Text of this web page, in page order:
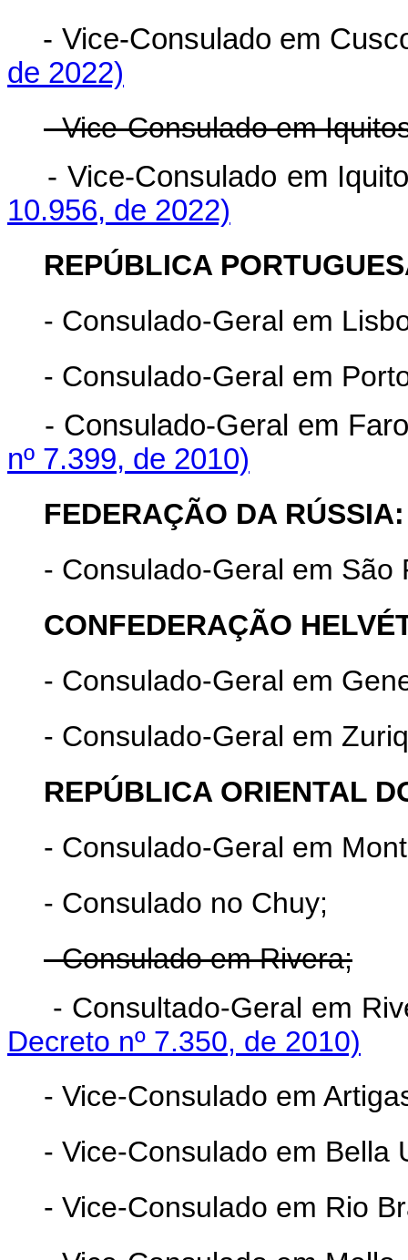
- Vice-Consulado em
de 2022)
- Vice-Consulado em
- Vice-Consulado em
10.956, de 2022)
REPÚBLICA
- Consulado-Geral em
- Consulado-Geral em
- Consulado-
nº 7.399, de 2010)
FEDERAÇÃO DA RÚSSIA:
- Consulado-Geral em São
CONFEDERAÇÃO
- Consulado-Geral em
- Consulado-Geral em
REPÚBLICA ORIENTAL
- Consulado-Geral em
- Consulado no Chuy;
- Consulado em Rivera;
- Consultado-
Decreto nº 7.350, de 2010)
- Vice-Consulado em
- Vice-Consulado em Bella
- Vice-Consulado em Rio